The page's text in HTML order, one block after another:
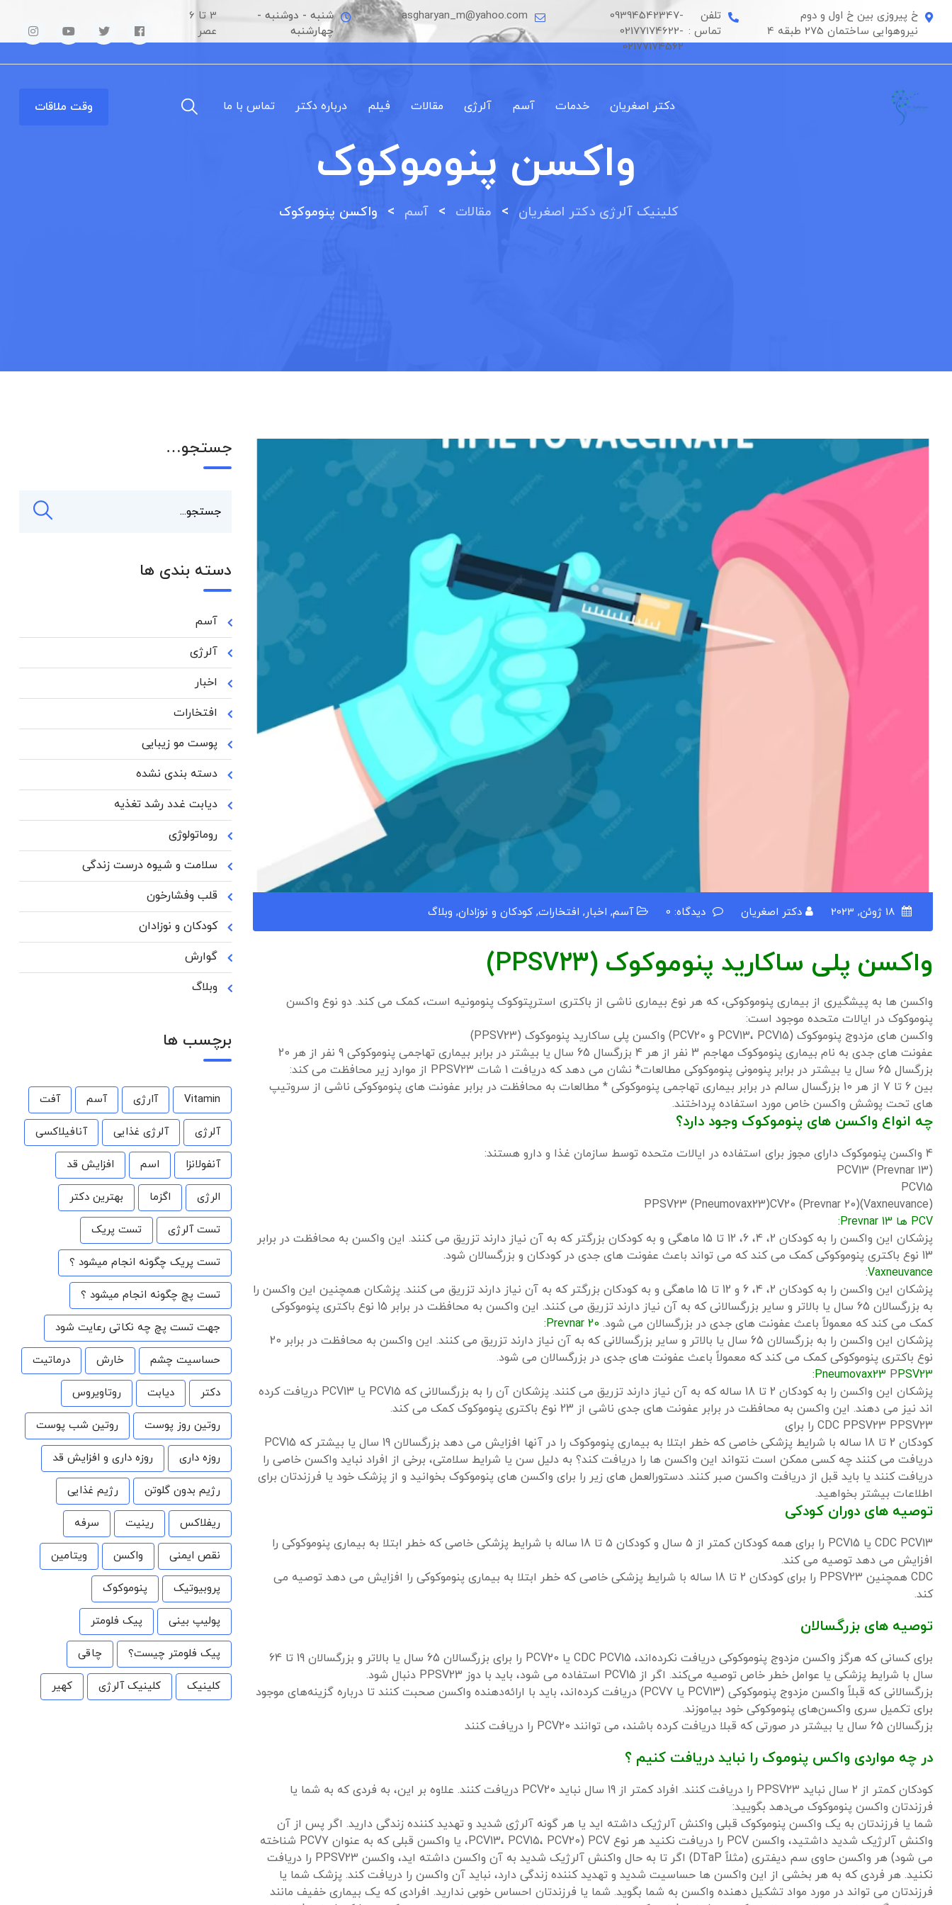
محتوا
خ پیروزی بین خ اول و دوم
نیروهوایی ساختمان 275 طبقه 4
تلفن
تماس :
09394542347-
02177174622-
02177174562
asgharyan_m@yahoo.com
شنبه - دوشنبه -
چهارشنبه
3 تا 6
عصر
دکتر اصغریان خدمات آسم آلرژی مقالات فیلم درباره دکتر تماس با ما وقت ملاقات
واکسن پنوموکوک
کلینیک آلرژی دکتر اصغریان > مقالات > آسم > واکسن پنوموکوک
دکتر اصغریان دیدگاه: 0 آسم, اخبار, افتخارات, کودکان و نوزادان, وبلاگ
واکسن پلی ساکارید پنوموکوک (PPSV23)
واکسن ها به پیشگیری از بیماری پنوموکوکی، که هر نوع بیماری ناشی از باکتری استرپتوکوک پنومونیه است، کمک می کند. دو نوع واکسن
پنوموکوک در ایالات متحده موجود است:
واکسن های مزدوج پنوموکوک (PCV13، PCV15 و PCV20)
واکسن پلی ساکارید پنوموکوک (PPSV23)
عفونت های جدی به نام بیماری پنوموکوک مهاجم
9 نفر از هر 20
بزرگسال 65 سال یا بیشتر در برابر پنومونی پنوموکوکی
مطالعات* نشان می دهد که دریافت 1 شات PPSV23 از موارد زیر محافظت می کند:
بین 6 تا 7 از هر 10 بزرگسال سالم در برابر بیماری تهاجمی پنوموکوکی
* مطالعات به محافظت در برابر عفونت های پنوموکوکی ناشی از سروتیپ
های تحت پوشش واکسن خاص مورد استفاده پرداختند.
چه انواع واکسن های پنوموکوک وجود دارد؟
4 واکسن پنوموکوک دارای مجوز برای استفاده در ایالات متحده توسط سازمان غذا و دارو هستند:
PCV13 (Prevnar 13)
PCV15
(Vaxneuvance)
CV20 (Prevnar 20)
PPSV23 (Pneumovax23)
PCV ها
پزشکان این واکسن را به کودکان 2، 4، 6، 12 تا 15 ماهگی و به کودکان بزرگتر که به آن نیاز دارند تزریق می کنند. این واکسن به محافظت در برابر
13 نوع باکتری پنوموکوکی کمک می کند که می تواند باعث عفونت های جدی در کودکان و بزرگسالان شود.
Vaxneuvance
:
پزشکان این واکسن را به کودکان 2، 4، 6 و 12 تا 15 ماهگی و به کودکان بزرگتر که به آن نیاز دارند تزریق می کنند. پزشکان همچنین این واکسن را
به بزرگسالان 65 سال یا بالاتر و سایر بزرگسالانی که به آن نیاز دارند تزریق می کنند. این واکسن به محافظت در برابر 15 نوع باکتری پنوموکوکی
کمک می کند که معمولاً باعث عفونت های جدی در بزرگسالان می شود.
پزشکان این واکسن را به بزرگسالان 65 سال یا بالاتر و سایر بزرگسالانی که به آن نیاز دارند تزریق می کنند. این واکسن به محافظت در برابر 20
نوع باکتری پنوموکوکی کمک می کند که معمولاً باعث عفونت های جدی در بزرگسالان می شود.
PPSV23
پزشکان این واکسن را به کودکان 2 تا 18 ساله که به آن نیاز دارند تزریق می کنند. پزشکان آن را به بزرگسالانی که PCV15 یا PCV13 دریافت کرده
اند نیز می دهند. این واکسن به محافظت در برابر عفونت های جدی ناشی از 23 نوع باکتری پنوموکوک کمک می کند.
PPSV23
کودکان 2 تا 18 ساله با شرایط پزشکی خاصی که خطر ابتلا به بیماری پنوموکوک را در آنها افزایش می دهد
بزرگسالان 19 سال یا بیشتر که PCV15
دریافت می کنند چه کسی ممکن است نتواند این واکسن ها را دریافت کند؟ به دلیل سن یا شرایط سلامتی، برخی از افراد نباید واکسن خاصی را
دریافت کنند یا باید قبل از دریافت واکسن صبر کنند. دستورالعمل های زیر را برای واکسن های پنوموکوک بخوانید و از پزشک خود یا فرزندتان برای
اطلاعات بیشتر بخواهید.
توصیه های دوران کودکی
CDC PCV13 یا PCV15 را برای همه کودکان کمتر از 5 سال و کودکان 5 تا 18 ساله با شرایط پزشکی خاصی که خطر ابتلا به بیماری پنوموکوکی را
افزایش می دهد توصیه می کند.
CDC همچنین PPSV23 را برای کودکان 2 تا 18 ساله با شرایط پزشکی خاصی که خطر ابتلا به بیماری پنوموکوکی را افزایش می دهد توصیه می
کند.
توصیه های بزرگسالان
برای کسانی که هرگز واکسن مزدوج پنوموکوکی دریافت نکرده‌اند، CDC PCV15 یا PCV20 را برای بزرگسالان 65 سال یا بالاتر و بزرگسالان 19 تا 64
سال با شرایط پزشکی یا عوامل خطر خاص توصیه می‌کند. اگر از PCV15 استفاده می شود، باید با دوز PPSV23 دنبال شود.
بزرگسالانی که قبلاً واکسن مزدوج پنوموکوکی (PCV13 یا PCV7) دریافت کرده‌اند، باید با ارائه‌دهنده واکسن صحبت کنند تا درباره گزینه‌های موجود
برای تکمیل سری واکسن‌های پنوموکوکی خود بیاموزند.
بزرگسالان 65 سال یا بیشتر در صورتی که قبلا دریافت کرده باشند، می توانند PCV20 را دریافت کنند
در چه مواردی واکس پنوموک را نباید دریافت کنیم ؟
کودکان کمتر از 2 سال نباید PPSV23 را دریافت کنند. افراد کمتر از 19 سال نباید PCV20 دریافت کنند.
علاوه بر این، به فردی که به شما یا
فرزندتان واکسن پنوموکوک می‌دهد بگویید:
شما یا فرزندتان به یک واکسن پنوموکوک قبلی واکنش آلرژیک داشته اید یا هر گونه آلرژی شدید و تهدید کننده زندگی دارید. اگر پس از آن
واکنش آلرژیک شدید داشتید، واکسن PCV را دریافت نکنید
هر نوع PCV (PCV13، PCV15، PCV20، یا واکسن قبلی که به عنوان PCV7 شناخته
می شود) هر واکسن حاوی سم دیفتری (مثلاً DTaP)
اگر تا به حال واکنش آلرژیک شدید به آن واکسن داشته اید، واکسن PPSV23 را دریافت
نکنید. هر فردی که به هر بخشی از این واکسن ها حساسیت شدید و تهدید کننده زندگی دارد، نباید آن واکسن را دریافت کند. پزشک شما یا
فرزندتان می تواند در مورد مواد تشکیل دهنده واکسن به شما بگوید. شما یا فرزندتان احساس خوبی ندارید. افرادی که یک بیماری خفیف مانند
جستجو…
دسته بندی ها
آسم
آلرژی
اخبار
افتخارات
پوست مو زیبایی
دسته بندی نشده
دیابت غدد رشد تغذیه
روماتولوژی
سلامت و شیوه درست زندگی
قلب وفشارخون
کودکان و نوزادان
گوارش
وبلاگ
برچسب ها
Vitamin آارژی آسم آفت
آلرژی آلرژی غذایی آنافیلاکسی
آنفولانزا اسم افزایش قد
الرژی اگزما بهترین دکتر
تست آلرژی تست پریک
تست پریک چگونه انجام میشود ؟
تست پچ چگونه انجام میشود ؟
جهت تست پچ چه نکاتی رعایت شود
حساسیت چشم خارش درماتیت
دکتر دیابت روتاویروس
روتین روز پوست روتین شب پوست
روزه داری روزه داری و افزایش قد
رژیم بدون گلوتن رژیم غذایی
ریفلاکس رینیت سرفه
نقص ایمنی واکسن ویتامین
پروبیوتیک پنوموکوک
پولیپ بینی پیک فلومتر
پیک فلومتر چیست؟ چاقی
کلینیک کلینیک آلرژی کهیر